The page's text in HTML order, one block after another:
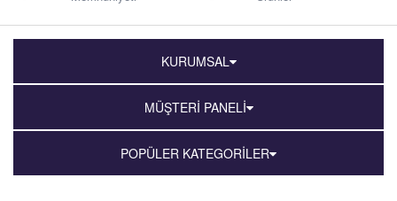
KURUMSAL
MÜŞTERİ PANELİ
POPÜLER KATEGORİLER